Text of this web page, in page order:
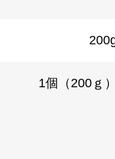
1個（200ｇ）